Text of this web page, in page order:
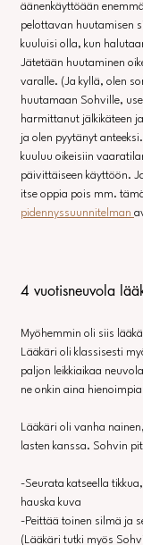
äänenkäyttöään
pelottavan huutamisen
kuuluisi olla, kun
Jätetään huutaminen
varalle. (Ja kyllä, olen
huutamaan Sohville,
harmittanut jälkikäteen
ja olen pyytänyt
kuuluu oikeisiin
päivittäiseen käyttöön.
itse oppia pois mm.
pidennyssuunnitelman
4 vuotisneuvola
Myöhemmin oli siis
Lääkäri oli klassisesti
paljon leikkiaikaa
ne onkin aina
Lääkäri oli vanha
lasten kanssa. Sohvin
-Seurata katseella
hauska kuva
-Peittää toinen silmä ja
(Lääkäri tutki myös